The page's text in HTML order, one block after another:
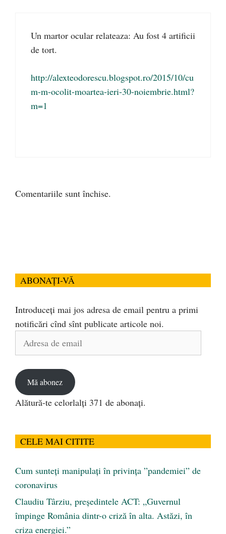
Un martor ocular relateaza: Au fost 4 artificii
de tort.
http://alexteodorescu.blogspot.ro/2015/10/cu
m-m-ocolit-moartea-ieri-30-noiembrie.html?
m=1
Comentariile sunt închise.
ABONAȚI-VĂ
Introduceți mai jos adresa de email pentru a primi
notificări cînd sînt publicate articole noi.
Adresa
Mă abonez
Alătură-te celorlalți 371 de abonați.
CELE MAI CITITE
Cum sunteți manipulați în privința ”pandemiei” de
coronavirus
Claudiu Târziu, președintele ACT: „Guvernul
împinge România dintr-o criză în alta. Astăzi, în
criza energiei.”